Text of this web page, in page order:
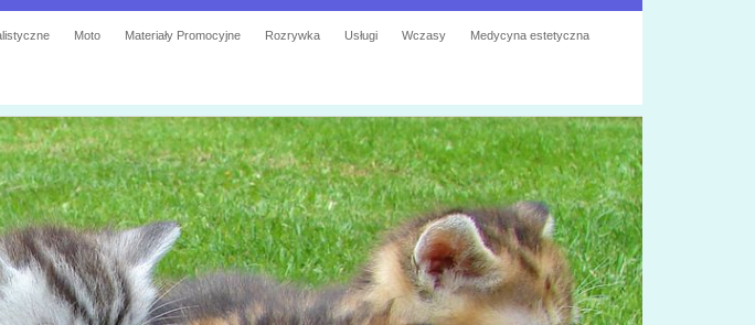
Moto Materiały Promocyjne Rozrywka Usługi Wczasy Medycyna estetyczna